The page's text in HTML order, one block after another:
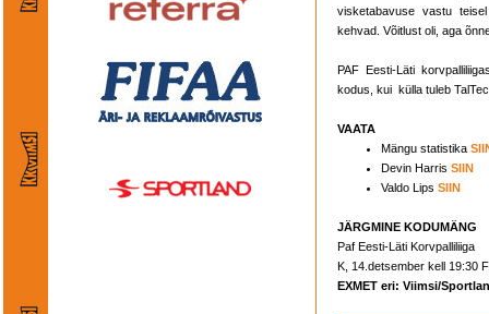
visketabavuse vastu
kehvad. Võitlust oli, aga
PAF Eesti-Läti
kodus, kui külla tuleb
VAATA
Mängu statistika
Devin Harris SIIN
Valdo Lips SIIN
JÄRGMINE KODUMÄNG
Paf Eesti-Läti Korvpalliliiga
K, 14.detsember kell 19:30
EXMET eri: Viimsi/